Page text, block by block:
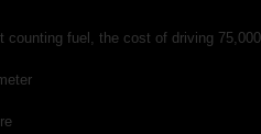
counting fuel, the cost of driving